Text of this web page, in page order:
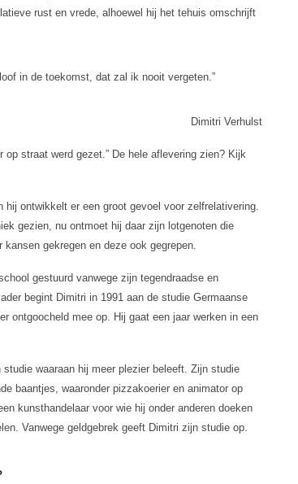
rust en vrede, alhoewel hij het tehuis omschrijft
in de toekomst, dat zal ik nooit vergeten.”
Dimitri Verhulst
straat werd gezet.” De hele aflevering zien? Kijk
ontwikkelt er een groot gevoel voor zelfrelativering.
gezien, nu ontmoet hij daar zijn lotgenoten die
gekregen en deze ook gegrepen.
gestuurd vanwege zijn tegendraadse en
begint Dimitri in 1991 aan de studie Germaanse
ontgoocheld mee op. Hij gaat een jaar werken in een
waaraan hij meer plezier beleeft. Zijn studie
baantjes, waaronder pizzakoerier en animator op
kunsthandelaar voor wie hij onder anderen doeken
Vanwege geldgebrek geeft Dimitri zijn studie op.